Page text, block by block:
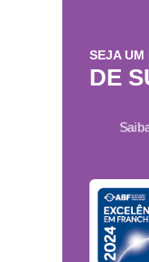
SEJA UM
DE